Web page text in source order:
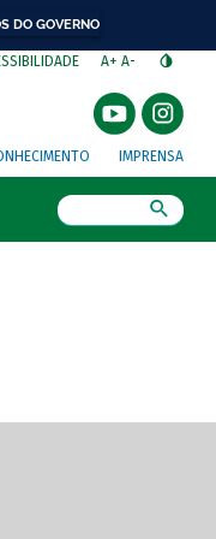
DO GOVERNO
A+ A-
IMPRENSA